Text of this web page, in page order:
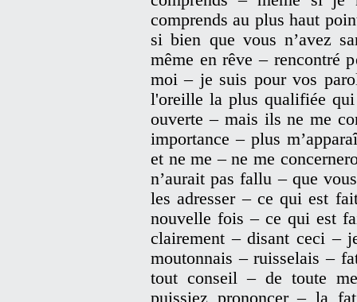
comprends au plus haut
si bien que vous n’avez
même en rêve – rencontré
moi – je suis pour vos
l'oreille la plus qualifiée
ouverte – mais ils ne me
importance – plus
et ne me – ne me
n’aurait pas fallu – que
les adresser – ce qui est
nouvelle fois – ce qui est
clairement – disant ceci –
moutonnais – ruisselais –
tout conseil – de toute
puissiez prononcer – la